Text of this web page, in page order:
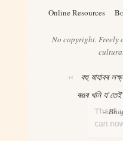
Online Resources
No copyright. Freely
বহু যাযাবৰ
ৰঙৰ খনি
–